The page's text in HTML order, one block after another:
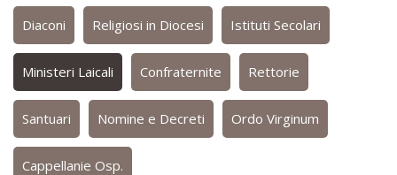
Diaconi Religiosi in Diocesi Istituti Secolari
Ministeri Laicali Confraternite Rettorie
Santuari Nomine e Decreti Ordo Virginum
Cappellanie Osp.